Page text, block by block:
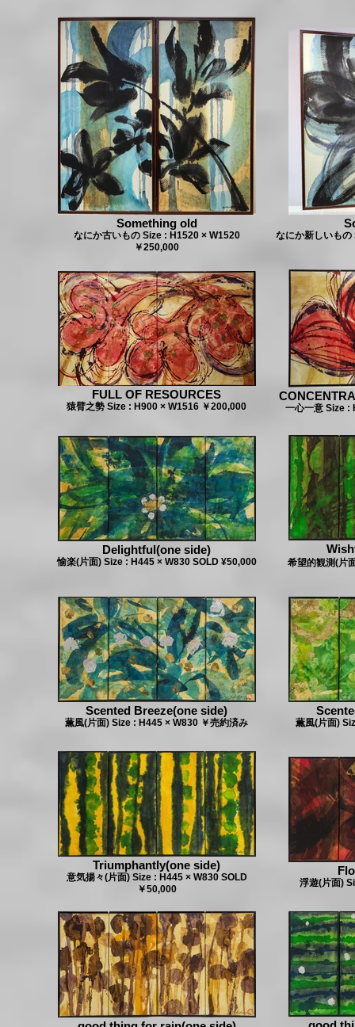
Something old
なにか古いもの Size : H1520 × W1520
￥250,000
なにか新しいも
FULL OF RESOURCES
猿臂之勢 Size : H900 × W1516 ￥200,000 一心一意 Size :
Delightful(one side)
愉楽(片面) Size : H445 × W830 SOLD ¥50,000 希望的観測(片
Scented Breeze(one side)
薫風(片面) Size : H445 × W830 ￥売約済み 薫風(片面)
Triumphantly(one side)
意気揚々(片面) Size : H445 × W830 SOLD
￥50,000
浮遊(片面)